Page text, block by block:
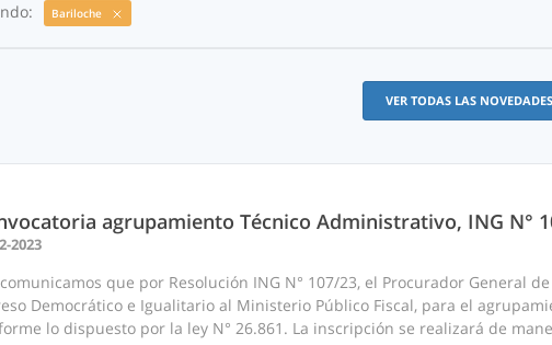
Bariloche
VER TODAS LAS NOVEDADES
agrupamiento Técnico Administrativo, ING N°
2023
que por Resolución ING N° 107/23, el Procurador General
Democrático e Igualitario al Ministerio Público Fiscal, para el
lo dispuesto por la ley N° 26.861. La inscripción se realizará de